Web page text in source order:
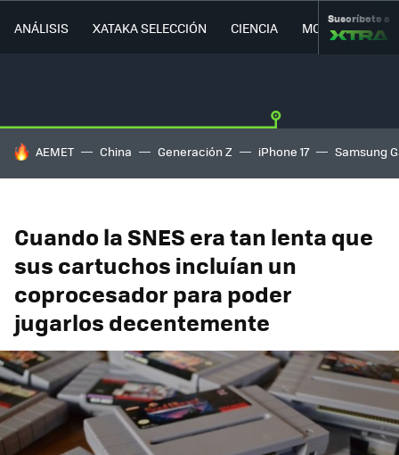
ANÁLISIS XATAKA SELECCIÓN CIENCIA MOVILIDAD
Suscríbete a
HOY SE HABLA DE
AEMET China Generación Z iPhone 17 Samsung
Cuando la SNES era tan lenta que
sus cartuchos incluían un
coprocesador para poder
jugarlos decentemente